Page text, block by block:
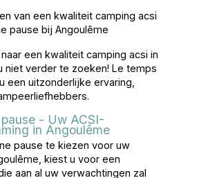
van een kwaliteit camping acsi
pause bij Angoulême
een kwaliteit camping acsi in
niet verder te zoeken! Le temps
een uitzonderlijke ervaring,
- Uw ACSI-
in Angoulême
pause te kiezen voor uw
kiest u voor een
aan al uw verwachtingen zal